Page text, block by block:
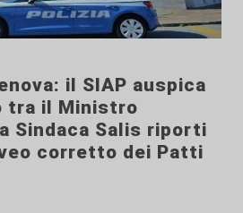
il SIAP auspica
tra il Ministro
Sindaca Salis riporti
corretto dei Patti